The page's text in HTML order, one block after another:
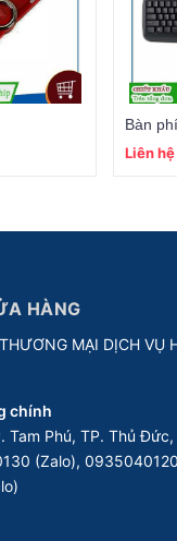
Liên hệ
HÀNG
MẠI DỊCH VỤ
chính
Tam Phú, TP. Thủ Đức,
(Zalo),